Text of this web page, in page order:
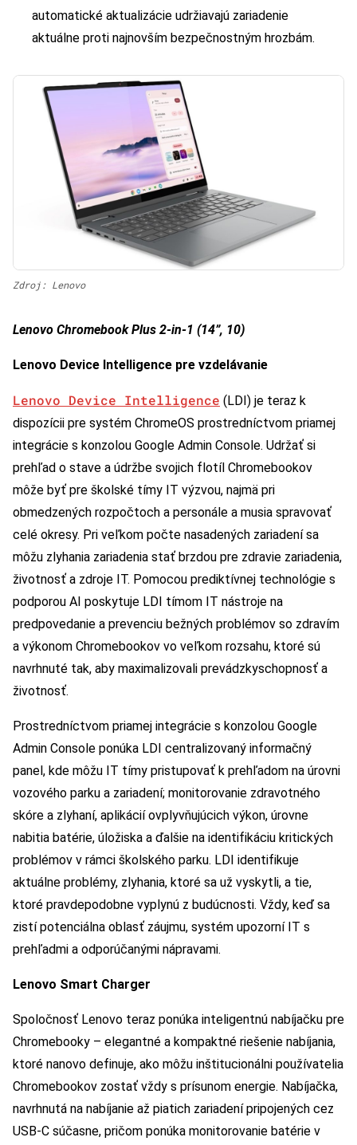
automatické aktualizácie udržiavajú zariadenie
aktuálne proti najnovším bezpečnostným hrozbám.
Zdroj: Lenovo
Lenovo Chromebook Plus 2-in-1 (14”, 10)
Lenovo Device Intelligence pre vzdelávanie
Lenovo Device Intelligence (LDI) je teraz k
dispozícii pre systém ChromeOS prostredníctvom priamej
integrácie s konzolou Google Admin Console. Udržať si
prehľad o stave a údržbe svojich flotíl Chromebookov
môže byť pre školské tímy IT výzvou, najmä pri
obmedzených rozpočtoch a personále a musia spravovať
celé okresy. Pri veľkom počte nasadených zariadení sa
môžu zlyhania zariadenia stať brzdou pre zdravie zariadenia,
životnosť a zdroje IT. Pomocou prediktívnej technológie s
podporou AI poskytuje LDI tímom IT nástroje na
predpovedanie a prevenciu bežných problémov so zdravím
a výkonom Chromebookov vo veľkom rozsahu, ktoré sú
navrhnuté tak, aby maximalizovali prevádzkyschopnosť a
životnosť.
Prostredníctvom priamej integrácie s konzolou Google
Admin Console ponúka LDI centralizovaný informačný
panel, kde môžu IT tímy pristupovať k prehľadom na úrovni
vozového parku a zariadení; monitorovanie zdravotného
skóre a zlyhaní, aplikácií ovplyvňujúcich výkon, úrovne
nabitia batérie, úložiska a ďalšie na identifikáciu kritických
problémov v rámci školského parku. LDI identifikuje
aktuálne problémy, zlyhania, ktoré sa už vyskytli, a tie,
ktoré pravdepodobne vyplynú z budúcnosti. Vždy, keď sa
zistí potenciálna oblasť záujmu, systém upozorní IT s
prehľadmi a odporúčanými nápravami.
Lenovo Smart Charger
Spoločnosť Lenovo teraz ponúka inteligentnú nabíjačku pre
Chromebooky – elegantné a kompaktné riešenie nabíjania,
ktoré nanovo definuje, ako môžu inštitucionálni používatelia
Chromebookov zostať vždy s prísunom energie. Nabíjačka,
navrhnutá na nabíjanie až piatich zariadení pripojených cez
USB-C súčasne, pričom ponúka monitorovanie batérie v